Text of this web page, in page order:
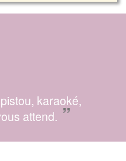
karaoké,
attend. ”